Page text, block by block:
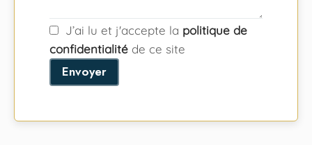
J’ai lu et j'accepte la politique de
confidentialité de ce site
Envoyer